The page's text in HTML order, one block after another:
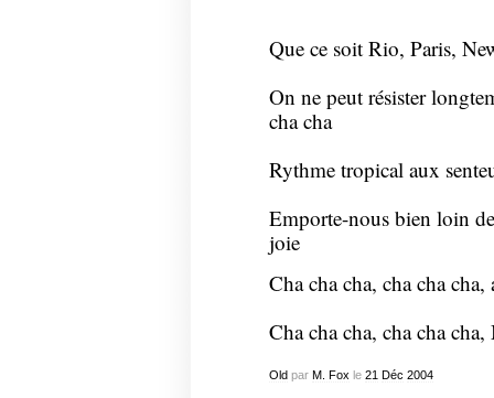
Que ce soit Rio, Paris,
On ne peut résister
cha cha
Rythme tropical aux
Emporte-nous bien loin
joie
Cha cha cha, cha cha
Cha cha cha, cha cha
Old par M. Fox le 21 Déc 2004